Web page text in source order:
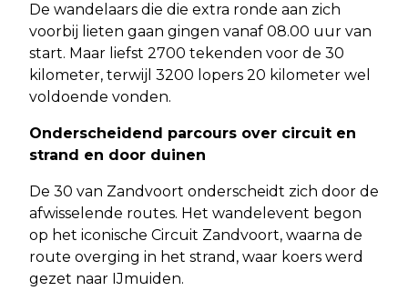
De wandelaars die die extra ronde aan zich
voorbij lieten gaan gingen vanaf 08.00 uur van
start. Maar liefst 2700 tekenden voor de 30
kilometer, terwijl 3200 lopers 20 kilometer wel
voldoende vonden.
Onderscheidend parcours over circuit en
strand en door duinen
De 30 van Zandvoort onderscheidt zich door de
afwisselende routes. Het wandelevent begon
op het iconische Circuit Zandvoort, waarna de
route overging in het strand, waar koers werd
gezet naar IJmuiden.